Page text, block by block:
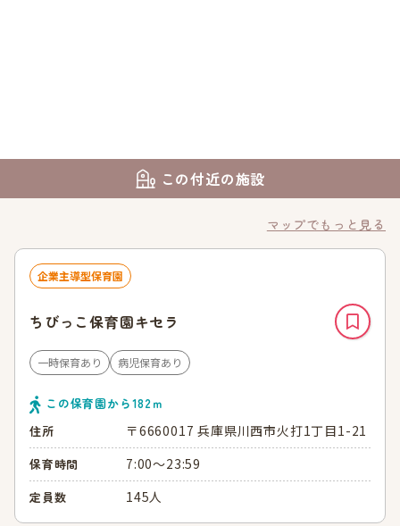
この付近の施設
マップでもっと見る
企業主導型保育園
ちびっこ保育園キセラ
一時保育あり 病児保育あり
この保育園から182ｍ
住所
〒6660017 兵庫県川西市火打1丁目1-21
保育時間 7:00～23:59
定員数 145人